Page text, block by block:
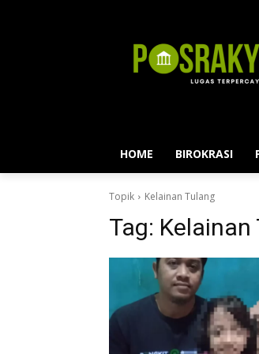
HOME BIROKRASI
Topik Kelainan Tulang
Tag: Kelainan